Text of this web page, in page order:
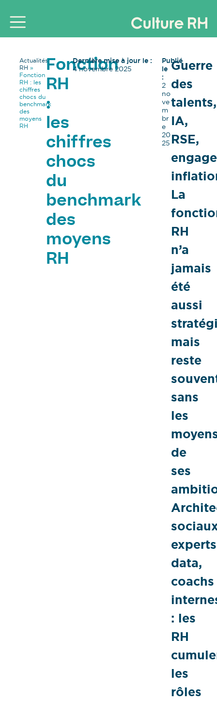
Actualités
RH »
Fonction
RH : les
chiffres
chocs du
benchmark
des
moyens
RH
Fonction
RH
:
les
chiffres
chocs
du
benchmark
des
moyens
RH
Dernière mise à jour le :
4 novembre 2025
Publié
le
:
2
no
ve
m
br
e
20
25
Guerre
des
talents,
IA,
RSE,
La
RH
n’a
jamais
été
aussi
mais
reste
sans
les
de
ses
experts
data,
coachs
: les
RH
les
rôles